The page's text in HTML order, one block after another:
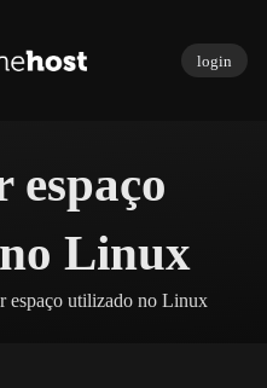
login
Linux
espaço utilizado no Linux